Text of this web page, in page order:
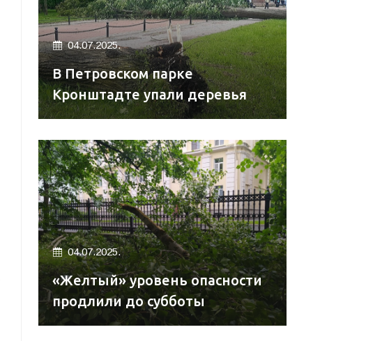
04.07.2025.
В Петровском парке
Кронштадте упали деревья
04.07.2025.
«Желтый» уровень опасности
продлили до субботы